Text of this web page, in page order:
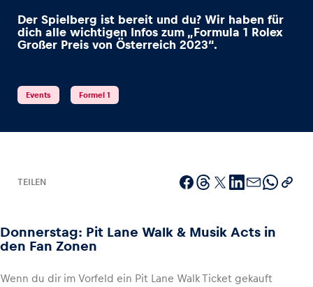
Alle anzeigen
Alle anzeigen
Der Spielberg ist bereit und du? Wir haben für
dich alle wichtigen Infos zum „Formula 1 Rolex
Großer Preis von Österreich 2023“.
Events Formel 1
TEILEN
Donnerstag: Pit Lane Walk & Musik Acts in
den Fan Zonen
Wenn du dir im Vorfeld ein Pit Lane Walk Ticket gekauft